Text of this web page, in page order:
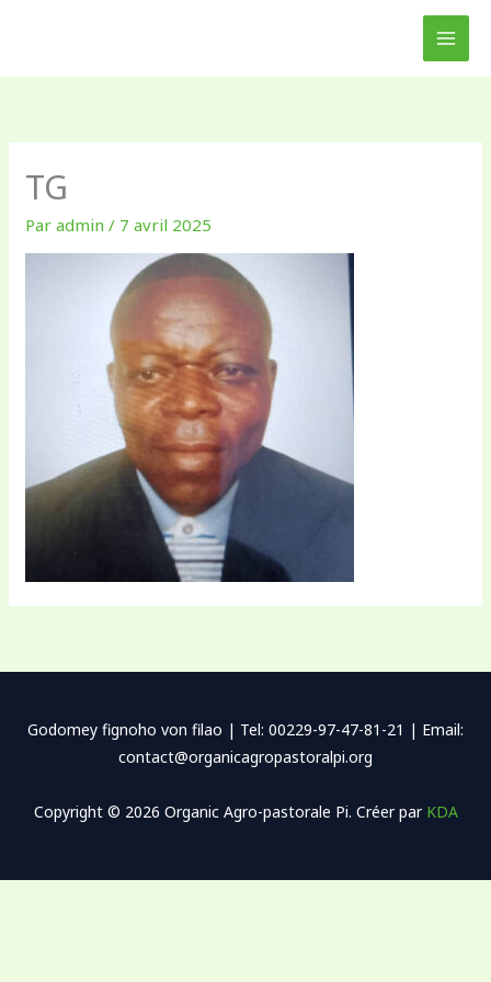
TG
Paradmin/ 7 avril 2025
Godomey fignoho von filao | Tel: 00229-97-47-81-21 | Email:
contact@organicagropastoralpi.org
Copyright © 2026 Organic Agro-pastorale Pi. Créer par KDA